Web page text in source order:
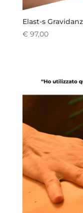
Elast-s
€97,00